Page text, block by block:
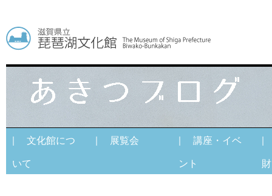
| 文化館につ
いて
| 展覧会
| 講座・イベ
ント
|
財